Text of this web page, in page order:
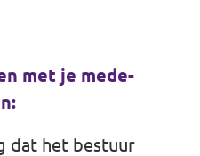
met je mede-
dat het bestuur